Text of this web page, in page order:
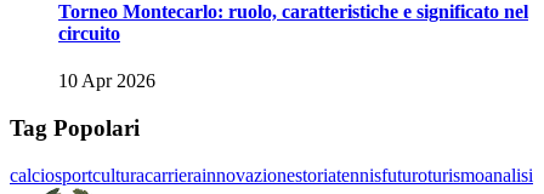
Torneo Montecarlo: ruolo, caratteristiche e significato nel
circuito
10 Apr 2026
Tag Popolari
calciosportculturacarrierainnovazionestoriatennisfuturoturismoanalisi